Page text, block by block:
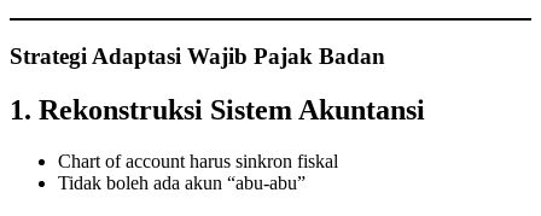
Strategi Adaptasi Wajib Pajak Badan
1. Rekonstruksi Sistem Akuntansi
Chart of account harus sinkron fiskal
Tidak boleh ada akun “abu-abu”